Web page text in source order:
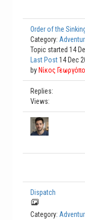
Order of the
Category:
Topic started 14
Last Post14 Dec
by Νίκος
Replies:
Views:
Dispatch
Category: